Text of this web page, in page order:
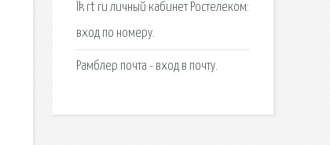
lk rt ru личный кабинет Ростелеком:
вход по номеру.
Рамблер почта - вход в почту.